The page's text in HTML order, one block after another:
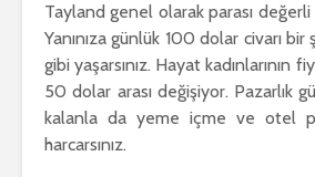
Tayland genel olarak parası
Yanınıza günlük 100 dolar civarı bir
gibi yaşarsınız. Hayat kadınlarının
50 dolar arası değişiyor. Pazarlık
kalanla da yeme içme ve otel
harcarsınız.